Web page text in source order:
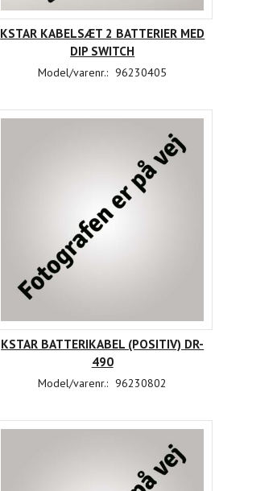
KSTAR KABELSÆT 2 BATTERIER MED
DIP SWITCH
Model/varenr.: 96230405
KSTAR BATTERIKABEL (POSITIV) DR-
490
Model/varenr.: 96230802